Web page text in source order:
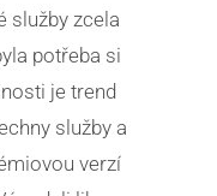
služby zcela
potřeba si
je trend
služby a
verzí